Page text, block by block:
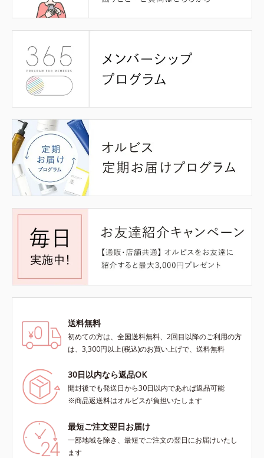
送料無料
初めての方は、全国送料無料、2回目以降のご利用の方
は、3,300円以上(税込)のお買い上げで、送料無料
30日以内なら返品OK
開封後でも発送日から30日以内であれば返品可能
※商品返送料はオルビスが負担いたします
最短ご注文翌日お届け
一部地域を除き、最短でご注文の翌日にお届けいたし
ます